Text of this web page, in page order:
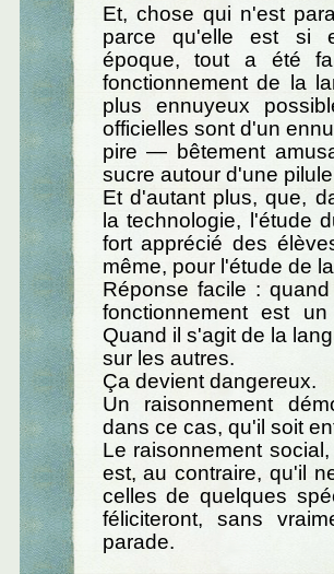
Et, chose qui n'est
parce qu'elle est si
époque, tout a été
fonctionnement de la
plus ennuyeux
officielles sont d'un
pire — bêtement
sucre autour d'une
Et d'autant plus, que,
la technologie, l'étude
fort apprécié des
même, pour l'étude de
Réponse facile :
fonctionnement est
Quand il s'agit de la
sur les autres.
Ça devient dangereux.
Un raisonnement
dans ce cas, qu'il soit
Le raisonnement
est, au contraire, qu'il
celles de quelques
féliciteront, sans
parade.